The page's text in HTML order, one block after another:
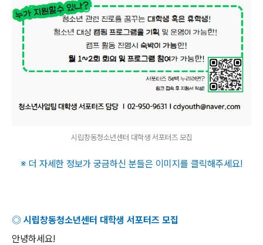
시립창동청소년센터 대학생 서포터즈 모집
※ 더 자세한 정보가 궁금하신 분들은 이미지를 클릭해주세요!
◎ 시립창동청소년센터 대학생 서포터즈 모집
안녕하세요!